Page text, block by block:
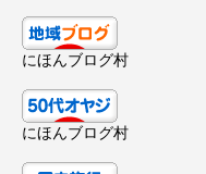
にほんブログ村
にほんブログ村